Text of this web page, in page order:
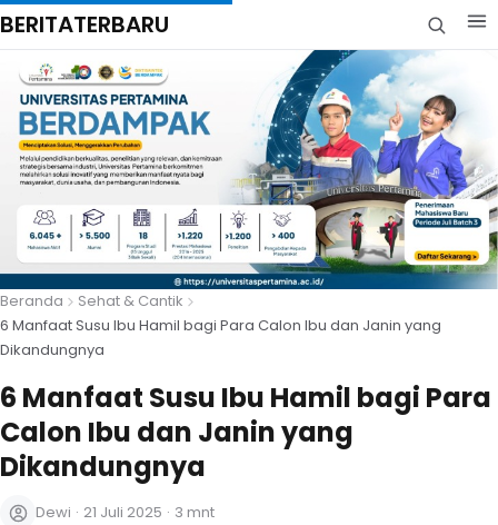
BERITATERBARU
Beranda
Sehat & Cantik
6 Manfaat Susu Ibu Hamil bagi Para Calon Ibu dan Janin yang
Dikandungnya
6 Manfaat Susu Ibu Hamil bagi Para
Calon Ibu dan Janin yang
Dikandungnya
Dewi · 21 Juli 2025 · 3 mnt